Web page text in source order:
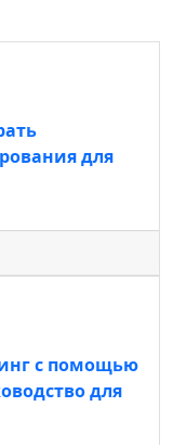
для
с помощью
для